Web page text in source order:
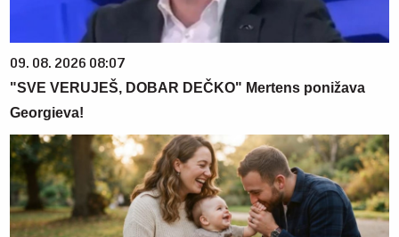
09. 08. 2026 08:07
"SVE VERUJEŠ, DOBAR DEČKO" Mertens ponižava
Georgieva!